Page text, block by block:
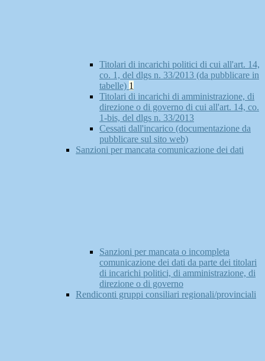
Titolari di incarichi politici di cui all'art. 14,
co. 1, del dlgs n. 33/2013 (da pubblicare in
tabelle) 1
Titolari di incarichi di amministrazione, di
direzione o di governo di cui all'art. 14, co.
1-bis, del dlgs n. 33/2013
Cessati dall'incarico (documentazione da
pubblicare sul sito web)
Sanzioni per mancata comunicazione dei dati
Sanzioni per mancata o incompleta
comunicazione dei dati da parte dei titolari
di incarichi politici, di amministrazione, di
direzione o di governo
Rendiconti gruppi consiliari regionali/provinciali